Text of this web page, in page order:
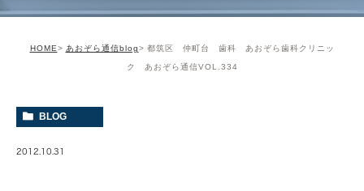
HOME あおぞら通信blog 都筑区 仲町台 歯科 あおぞら歯科クリニッ
ク あおぞら通信VOL.334
BLOG
2012.10.31